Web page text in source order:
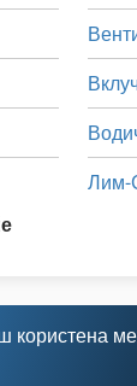
Лим-
користена